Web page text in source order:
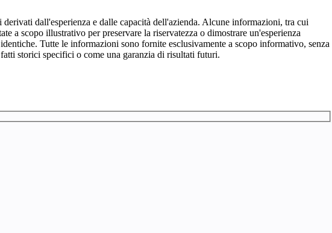
dall'esperienza e dalle capacità dell'azienda. Alcune informazioni, tra cui
a scopo illustrativo per preservare la riservatezza o dimostrare un'esperienza
Tutte le informazioni sono fornite esclusivamente a scopo informativo, senza
storici specifici o come una garanzia di risultati futuri.